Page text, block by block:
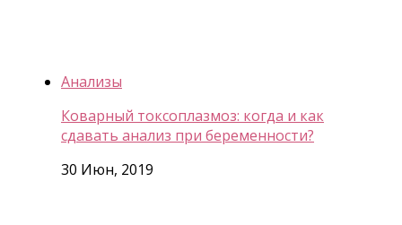
Анализы
Коварный токсоплазмоз: когда и как
сдавать анализ при беременности?
30 Июн, 2019